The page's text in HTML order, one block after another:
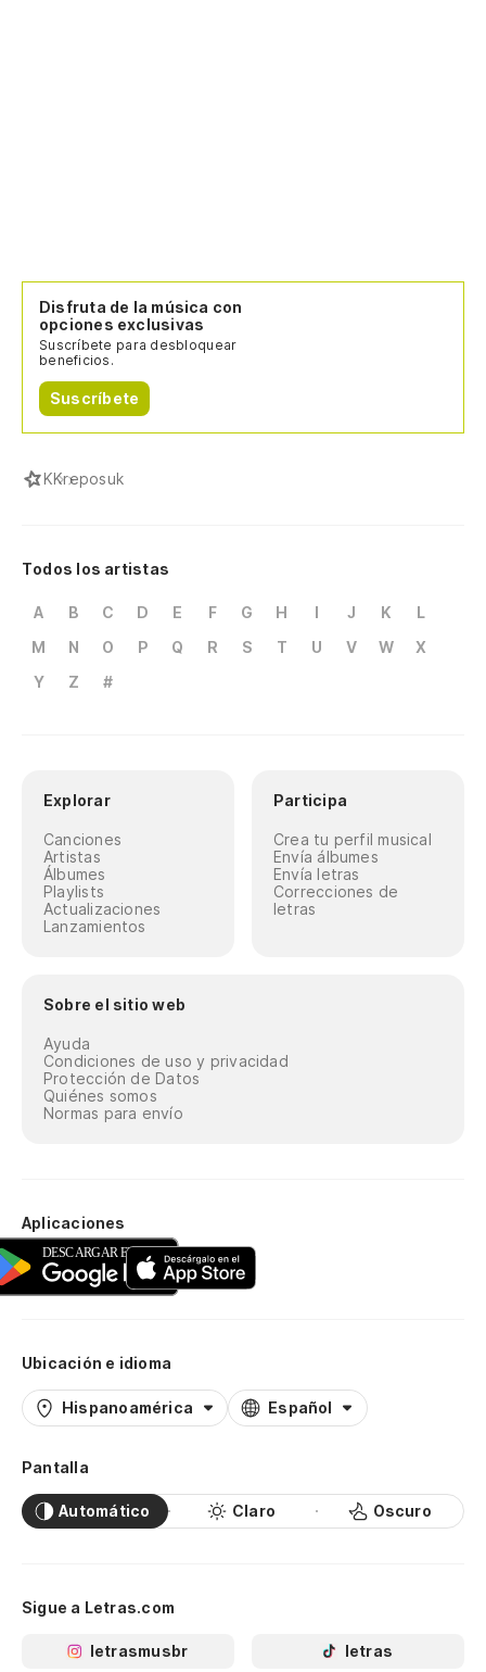
Disfruta de la música con
opciones exclusivas
Suscríbete para desbloquear
beneficios.
Suscríbete
KKreposuk
Todos los artistas
A B C D E F G H I J K
L
M
N O P Q R S T U V W
X
Y
Z #
Explorar
Canciones
Artistas
Álbumes
Playlists
Actualizaciones
Lanzamientos
Participa
Crea tu perfil musical
Envía álbumes
Envía letras
Correcciones de
letras
Sobre el sitio web
Ayuda
Condiciones de uso y privacidad
Protección de Datos
Quiénes somos
Normas para envío
Aplicaciones
Ubicación e idioma
Hispanoamérica Español
Pantalla
Automático Claro Oscuro
Sigue a Letras.com
letrasmusbr letras